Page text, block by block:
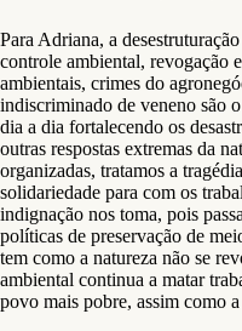
Para Adriana, a
controle ambiental, revogação
ambientais, crimes do
indiscriminado de veneno são
dia a dia fortalecendo os
outras respostas extremas da
organizadas, tratamos a
solidariedade para com os
indignação nos toma, pois
políticas de preservação de
tem como a natureza não se
ambiental continua a matar
povo mais pobre, assim como